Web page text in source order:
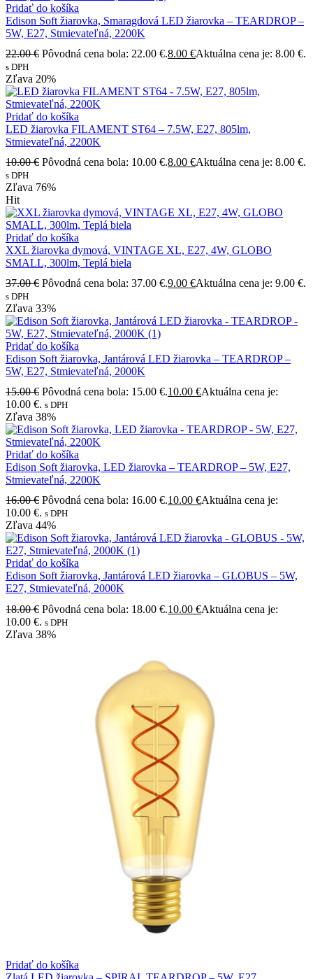
Pridať do košíka
Edison Soft žiarovka, Smaragdová LED žiarovka – TEARDROP –
5W, E27, Stmievateľná, 2200K
22.00€ Pôvodná cena bola: 22.00 €.8.00 €Aktuálna cena je: 8.00 €.
s DPH
Zľava 20%
Pridať do košíka
LED žiarovka FILAMENT ST64 – 7.5W, E27, 805lm,
Stmievateľná, 2200K
10.00€ Pôvodná cena bola: 10.00 €.8.00 €Aktuálna cena je: 8.00 €.
s DPH
Zľava 76%
Hit
Pridať do košíka
XXL žiarovka dymová, VINTAGE XL, E27, 4W, GLOBO
SMALL, 300lm, Teplá biela
37.00€ Pôvodná cena bola: 37.00 €.9.00 €Aktuálna cena je: 9.00 €.
s DPH
Zľava 33%
Pridať do košíka
Edison Soft žiarovka, Jantárová LED žiarovka – TEARDROP –
5W, E27, Stmievateľná, 2000K
15.00€ Pôvodná cena bola: 15.00 €.10.00 €Aktuálna cena je:
10.00 €. s DPH
Zľava 38%
Pridať do košíka
Edison Soft žiarovka, LED žiarovka – TEARDROP – 5W, E27,
Stmievateľná, 2200K
16.00€ Pôvodná cena bola: 16.00 €.10.00 €Aktuálna cena je:
10.00 €. s DPH
Zľava 44%
Pridať do košíka
Edison Soft žiarovka, Jantárová LED žiarovka – GLOBUS – 5W,
E27, Stmievateľná, 2000K
18.00€ Pôvodná cena bola: 18.00 €.10.00 €Aktuálna cena je:
10.00 €. s DPH
Zľava 38%
Pridať do košíka